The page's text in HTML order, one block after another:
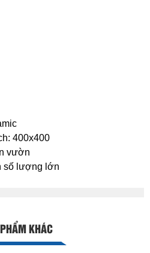
400x400
vườn
số lượng lớn
KHÁC